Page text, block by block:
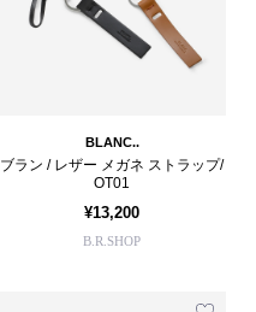
BLANC..
ブラン / レザー メガネ ストラップ/
OT01
¥13,200
B.R.SHOP